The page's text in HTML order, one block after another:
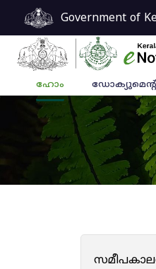
Government of
ഹോം